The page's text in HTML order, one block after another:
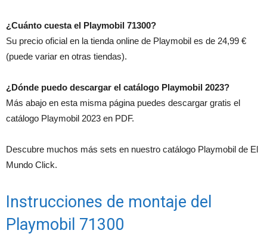
¿Cuánto cuesta el Playmobil 71300?
Su precio oficial en la tienda online de Playmobil es de 24,99 €
(puede variar en otras tiendas).
¿Dónde puedo descargar el catálogo Playmobil 2023?
Más abajo en esta misma página puedes descargar gratis el
catálogo Playmobil 2023 en PDF.
Descubre muchos más sets en nuestro catálogo Playmobil de El
Mundo Click.
Instrucciones de montaje del
Playmobil 71300